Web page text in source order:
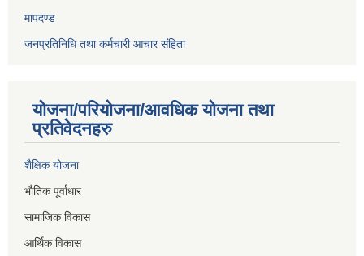
मापदण्ड
जनप्रतिनिधि तथा कर्मचारी आचार संहिता
योजना/परियोजना/आवधिक योजना तथा
प्रतिवेदनहरु
शैक्षिक योजना
भौतिक पूर्वाधार
सामाजिक विकास
आर्थिक विकास